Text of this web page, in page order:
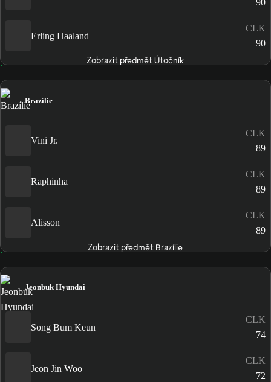
90
Erling Haaland
CLK
90
Zobrazit předmět Útočník
Brazílie
Vini Jr.
CLK
89
Raphinha
CLK
89
Alisson
CLK
89
Zobrazit předmět Brazílie
Jeonbuk Hyundai
Song Bum Keun
CLK
74
Jeon Jin Woo
CLK
72